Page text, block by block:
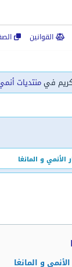
القوانين
فيمنتديات
الأنمي و المانغا
و المانغا